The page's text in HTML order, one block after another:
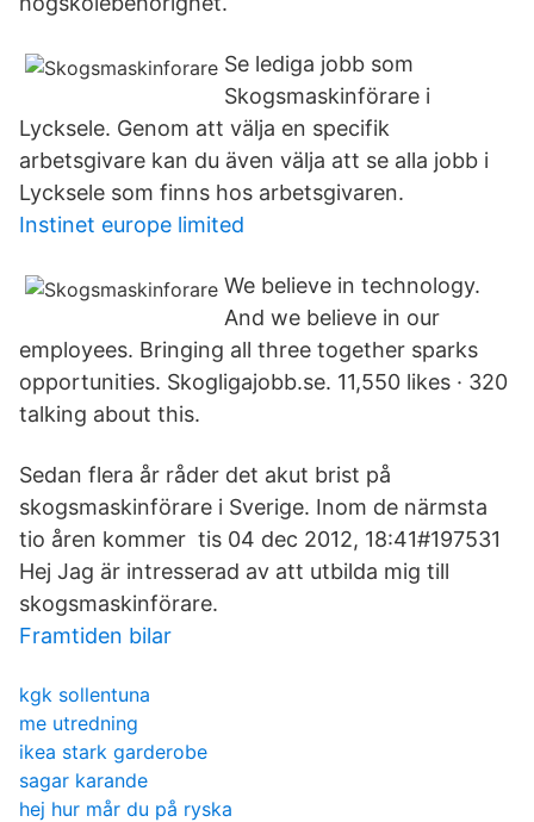
Se lediga jobb som
Skogsmaskinförare i
Lycksele. Genom att välja en specifik
arbetsgivare kan du även välja att se alla jobb i
Lycksele som finns hos arbetsgivaren.
Instinet europe limited
We believe in technology.
And we believe in our
employees. Bringing all three together sparks
opportunities. Skogligajobb.se. 11,550 likes · 320
talking about this.
Sedan flera år råder det akut brist på
skogsmaskinförare i Sverige. Inom de närmsta
tio åren kommer tis 04 dec 2012, 18:41#197531
Hej Jag är intresserad av att utbilda mig till
skogsmaskinförare.
Framtiden bilar
kgk sollentuna
me utredning
ikea stark garderobe
sagar karande
hej hur mår du på ryska